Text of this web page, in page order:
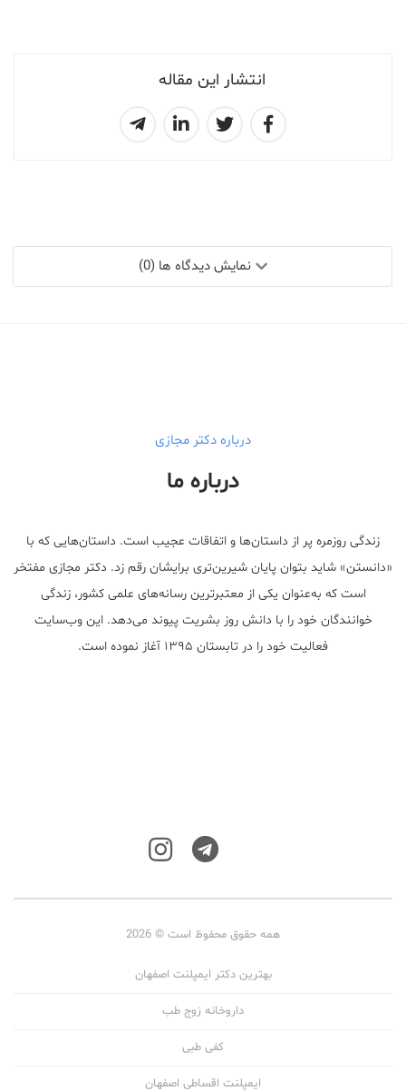
انتشار این مقاله
نمایش دیدگاه ها (0)
درباره دکتر مجازی
درباره ما
زندگی روزمره پر از داستان‌ها و اتفاقات عجیب است. داستان‌هایی که با
«دانستن» شاید بتوان پایان شیرین‌تری برایشان رقم زد. دکتر مجازی مفتخر
است که به‌عنوان یکی از معتبر‌ترین رسانه‌های علمی کشور، زندگی
خوانندگان خود را با دانش روز بشریت پیوند می‌دهد. این وب‌سایت
فعالیت خود را در تابستان ۱۳۹۵ آغاز نموده است.
همه حقوق محفوظ است © 2026
بهترین دکتر ایمپلنت اصفهان
داروخانه زوج طب
کفی طبی
ایمپلنت اقساطی اصفهان